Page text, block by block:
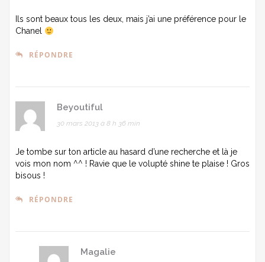
Ils sont beaux tous les deux, mais j’ai une préférence pour le
Chanel
RÉPONDRE
Beyoutiful
30 mars 2013 à 8 h 36 min
Je tombe sur ton article au hasard d’une recherche et là je
vois mon nom ^^ ! Ravie que le volupté shine te plaise ! Gros
bisous !
RÉPONDRE
Magalie